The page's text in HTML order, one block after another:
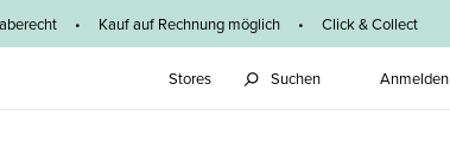
• Kauf auf Rechnung möglich • Click & Collect
Stores Suchen Anmelden